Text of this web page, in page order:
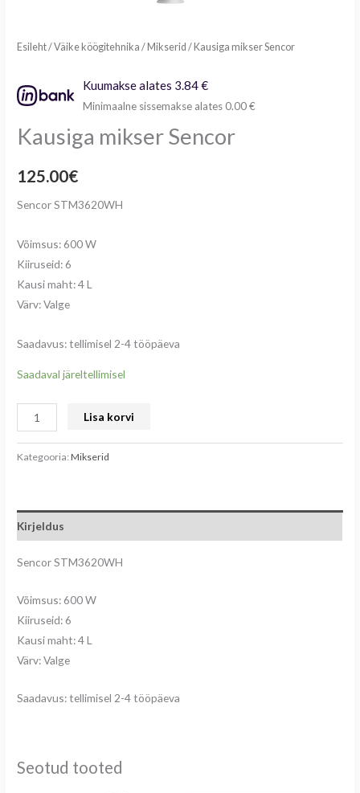
Esileht/Väike köögitehnika / Mikserid / Kausiga mikser Sencor
Kuumakse alates 3.84 €
Minimaalne sissemakse alates 0.00 €
Kausiga mikser Sencor
125.00€
Sencor STM3620WH
Võimsus: 600 W
Kiiruseid: 6
Kausi maht: 4 L
Värv: Valge
Saadavus: tellimisel 2-4 tööpäeva
Saadaval järeltellimisel
Lisa korvi
Kategooria:Mikserid
Kirjeldus
Sencor STM3620WH
Võimsus: 600 W
Kiiruseid: 6
Kausi maht: 4 L
Värv: Valge
Saadavus: tellimisel 2-4 tööpäeva
Seotud tooted